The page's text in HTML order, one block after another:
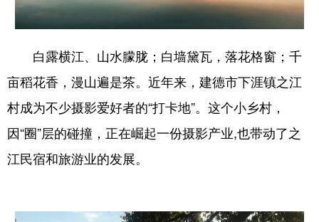
浙江 安徽 福建 江西
山东 河南
贵州 云南 西藏
白露横江、山水朦胧；白墙黛瓦，落花格窗；千
亩稻花香，漫山遍是茶。近年来，建德市下涯镇之江
村成为不少摄影爱好者的“打卡地”。这个小乡村，
因“圈”层的碰撞，正在崛起一份摄影产业,也带动了之
江民宿和旅游业的发展。